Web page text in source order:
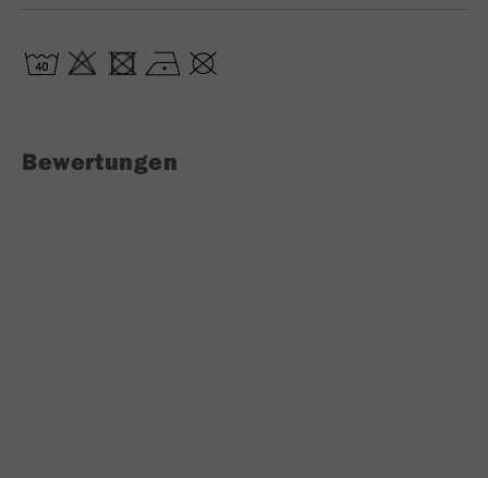
Bewertungen